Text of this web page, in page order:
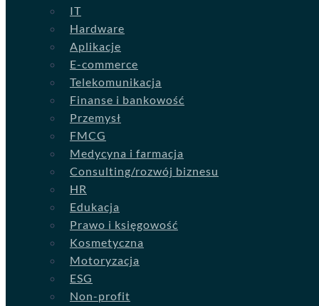
IT
Hardware
Aplikacje
E-commerce
Telekomunikacja
Finanse i bankowość
Przemysł
FMCG
Medycyna i farmacja
Consulting/rozwój biznesu
HR
Edukacja
Prawo i księgowość
Kosmetyczna
Motoryzacja
ESG
Non-profit